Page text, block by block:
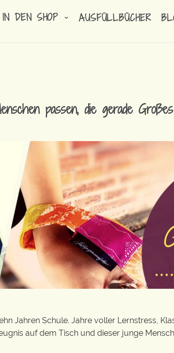
IN DEN SHOP AUSFÜLLBÜCHER
passen, die gerade
Jahren Schule. Jahre voller Lernstress,
auf dem Tisch und dieser junge